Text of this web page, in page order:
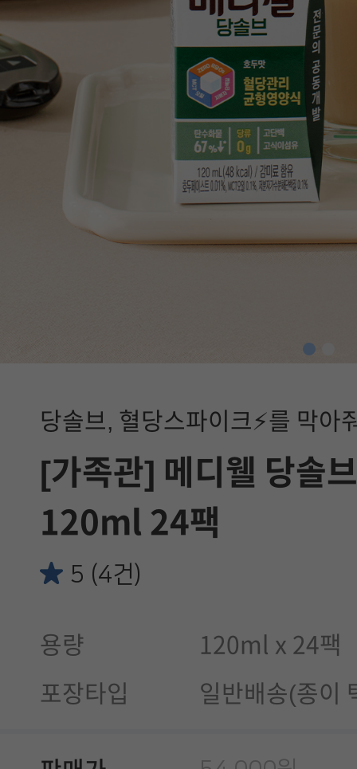
당솔브, 혈당스파이크⚡를 막아
[가족관] 메디웰 당솔
120ml 24팩
5 (4건)
용량 120ml x 24팩
포장타입 일반배송(종이